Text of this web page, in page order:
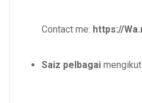
Contact me: https://
Saiz pelbagai